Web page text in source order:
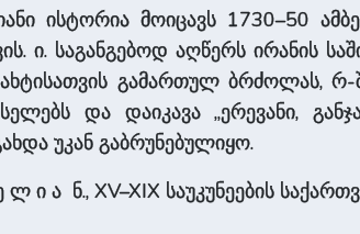
ისტორია მოიცავს 1730–50
ი. საგანგებოდ აღწერს ირანის
გამართულ ბრძო­ლას, რ-
და დაიკავა „ერევანი,
უკან გაბრუნებულიყო.
ლ ი ა ნ., XV–XIX საუკუნეების